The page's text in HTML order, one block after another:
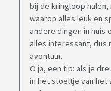
bij de kringloop
waarop alles leuk en
andere dingen in huis
alles interessant, dus
avontuur.
O ja, een tip: als je
in het stoeltje van het